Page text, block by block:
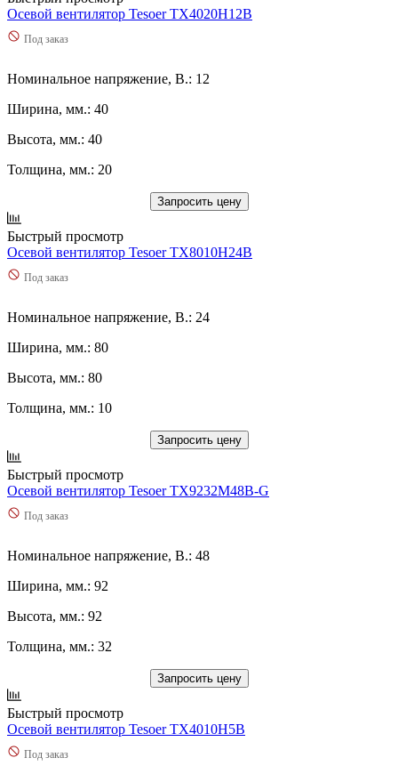
Осевой вентилятор Tesoer TX4020H12B
Под заказ
Номинальное напряжение, В.: 12
Ширина, мм.: 40
Высота, мм.: 40
Толщина, мм.: 20
Запросить цену
Быстрый просмотр
Осевой вентилятор Tesoer TX8010H24B
Под заказ
Номинальное напряжение, В.: 24
Ширина, мм.: 80
Высота, мм.: 80
Толщина, мм.: 10
Запросить цену
Быстрый просмотр
Осевой вентилятор Tesoer TX9232M48B-G
Под заказ
Номинальное напряжение, В.: 48
Ширина, мм.: 92
Высота, мм.: 92
Толщина, мм.: 32
Запросить цену
Быстрый просмотр
Осевой вентилятор Tesoer TX4010H5B
Под заказ